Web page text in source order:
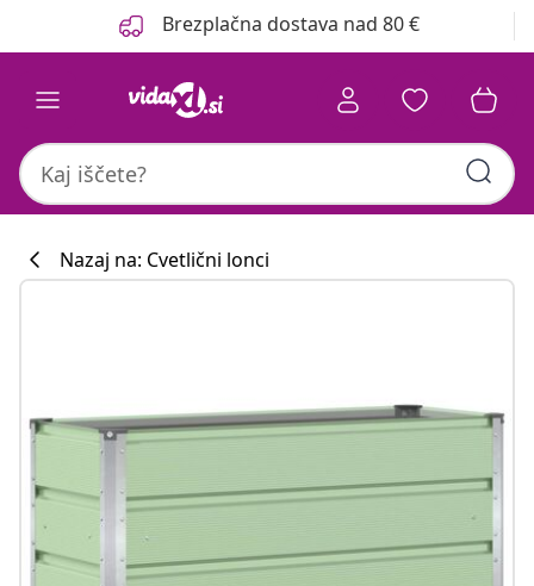
Brezplačna dostava nad 80 €
Nazaj na: Cvetlični lonci